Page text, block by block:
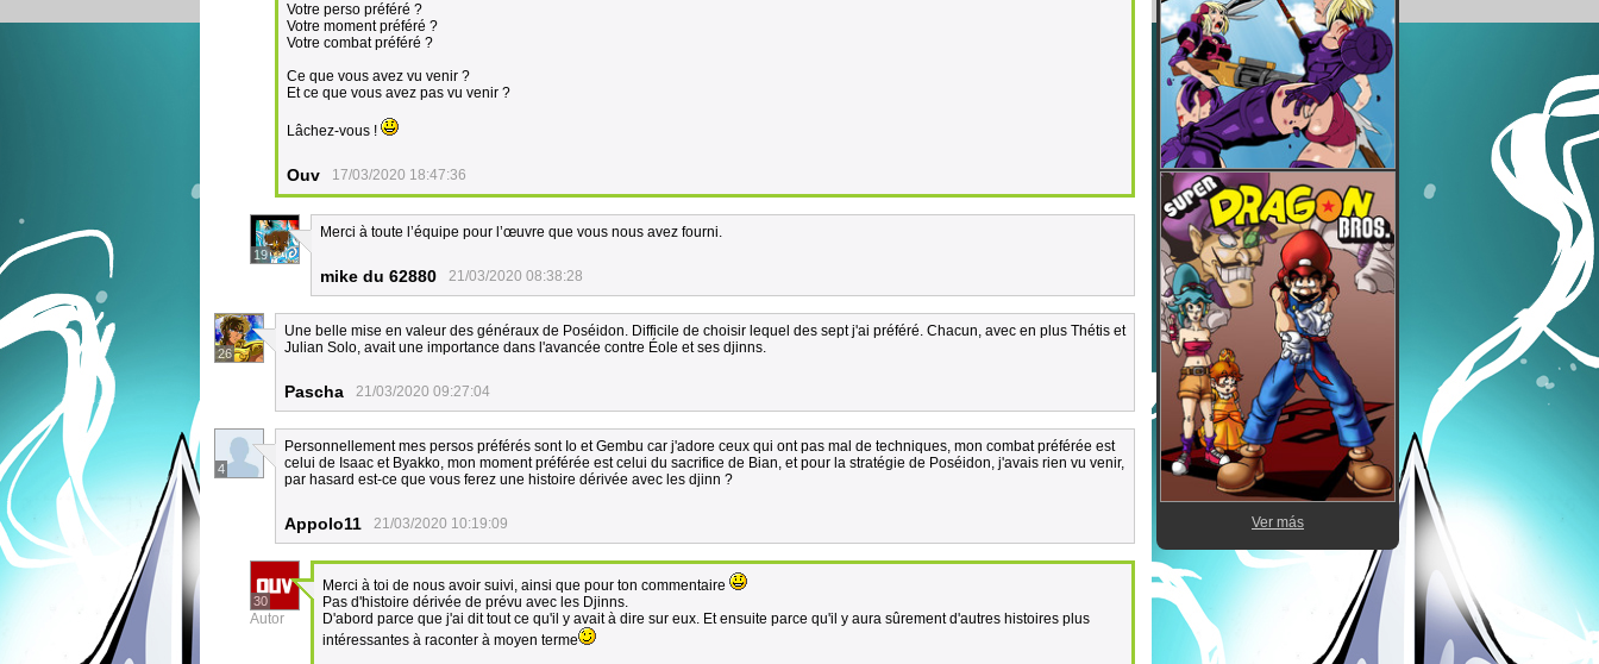
Votre perso préféré ?
Votre moment préféré ?
Votre combat préféré ?
Ce que vous avez vu venir ?
Et ce que vous avez pas vu venir ?
Lâchez-vous !
Ouv 17/03/2020 18:47:36
19
Merci à toute l’équipe pour l’œuvre que vous nous avez fourni.
mike du 62880 21/03/2020 08:38:28
26
Une belle mise en valeur des généraux de Poséidon. Difficile de choisir lequel des sept j'ai préféré. Chacun, avec en plus Thétis et
Julian Solo, avait une importance dans l'avancée contre Éole et ses djinns.
Pascha 21/03/2020 09:27:04
4
Personnellement mes persos préférés sont Io et Gembu car j'adore ceux qui ont pas mal de techniques, mon combat préférée est
celui de Isaac et Byakko, mon moment préférée est celui du sacrifice de Bian, et pour la stratégie de Poséidon, j'avais rien vu venir,
par hasard est-ce que vous ferez une histoire dérivée avec les djinn ?
Appolo11 21/03/2020 10:19:09
30
Autor
Merci à toi de nous avoir suivi, ainsi que pour ton commentaire
Pas d'histoire dérivée de prévu avec les Djinns.
D'abord parce que j'ai dit tout ce qu'il y avait à dire sur eux. Et ensuite parce qu'il y aura sûrement d'autres histoires plus
intéressantes à raconter à moyen terme
Ver más